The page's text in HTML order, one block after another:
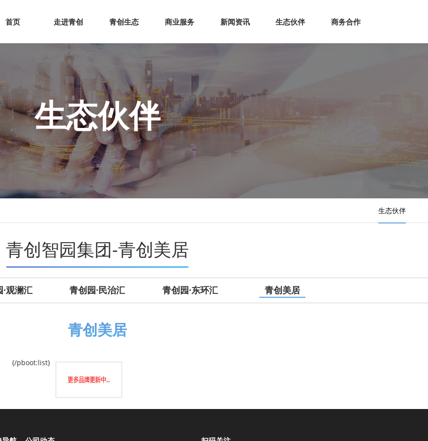
网站首页 走进青创 青创生态 商业服务 新闻资讯 生态伙伴
首页 走进青创 青创生态 商业服务 新闻资讯 生态伙伴 商务合作
生态伙伴
生态伙伴
青创智园集团-青创美居
观澜汇 青创园·民治汇 青创园·东环汇 青创美居
青创美居
{/pboot:list}